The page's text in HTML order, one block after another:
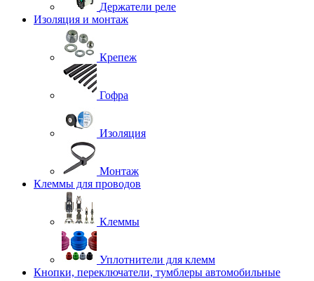
Держатели реле
Изоляция и монтаж
Крепеж
Гофра
Изоляция
Монтаж
Клеммы для проводов
Клеммы
Уплотнители для клемм
Кнопки, переключатели, тумблеры автомобильные